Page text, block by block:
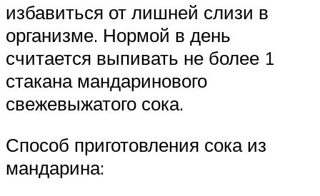
избавиться от лишней слизи в
организме. Нормой в день
считается выпивать не более 1
стакана мандаринового
свежевыжатого сока.
Способ приготовления сока из
мандарина: